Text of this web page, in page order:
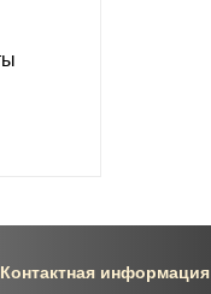
Контактная информация